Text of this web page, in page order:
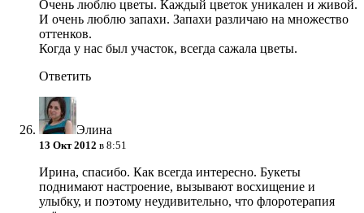
Очень люблю цветы. Каждый цветок уникален и живой.
И очень люблю запахи. Запахи различаю на множество
оттенков.
Когда у нас был участок, всегда сажала цветы.
Ответить
Элина
13 Окт 2012 в 8:51
Ирина, спасибо. Как всегда интересно. Букеты
поднимают настроение, вызывают восхищение и
улыбку, и поэтому неудивительно, что флоротерапия